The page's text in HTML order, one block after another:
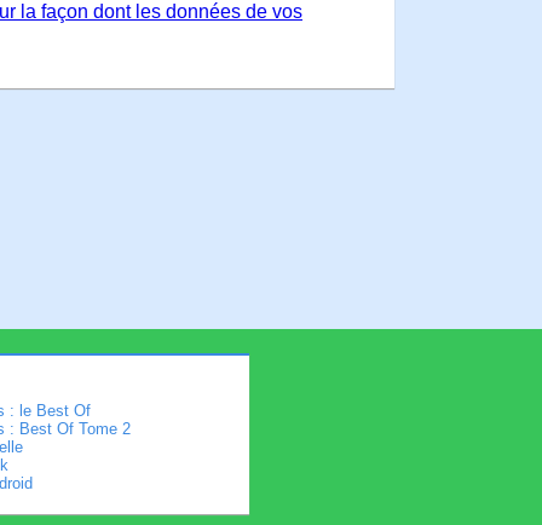
la façon dont les données de vos
: le Best Of
: Best Of Tome 2